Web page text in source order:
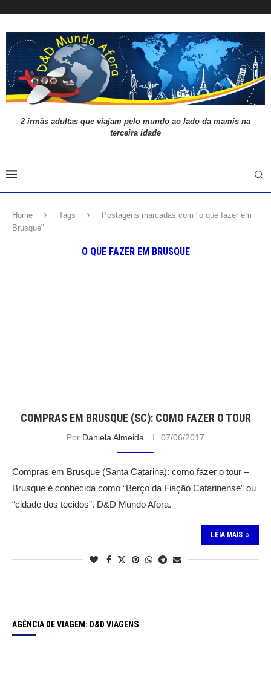
2 irmãs adultas que viajam pelo mundo ao lado da mamis na
terceira idade
Home Tags
Postagens marcadas com "o que fazer em
Brusque"
O QUE FAZER EM BRUSQUE
COMPRAS EM BRUSQUE (SC): COMO FAZER O TOUR
Por Daniela Almeida 07/06/2017
Compras em Brusque (Santa Catarina): como fazer o tour –
Brusque é conhecida como “Berço da Fiação Catarinense” ou
“cidade dos tecidos”. D&D Mundo Afora.
LEIA MAIS
AGÊNCIA DE VIAGEM: D&D VIAGENS